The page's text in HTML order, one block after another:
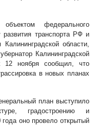
федерального
транспорта РФ и
области,
Калининградской
12 ноября сообщил, что
в новых планах
план выступило
градостроению и
оно провело открытый